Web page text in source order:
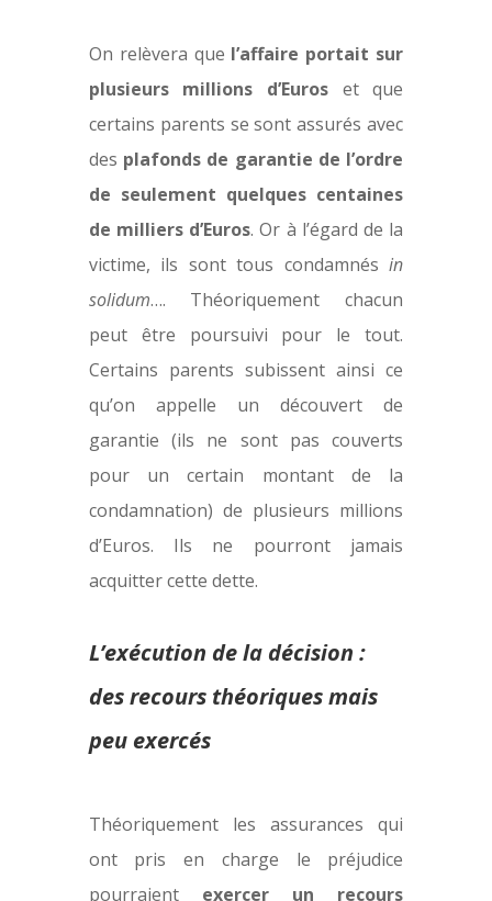
On relèvera que l’affaire portait sur
plusieurs millions d’Euros et que
certains parents se sont assurés avec
des plafonds de garantie de l’ordre
de seulement quelques centaines
de milliers d’Euros. Or à l’égard de la
victime, ils sont tous condamnésin
solidum…. Théoriquement chacun
peut être poursuivi pour le tout.
Certains parents subissent ainsi ce
qu’on appelle un découvert de
garantie (ils ne sont pas couverts
pour un certain montant de la
condamnation) de plusieurs millions
d’Euros. Ils ne pourront jamais
acquitter cette dette.
L’exécution de la décision :
des recours théoriques mais
peu exercés
Théoriquement les assurances qui
ont pris en charge le préjudice
pourraient exercer un recours